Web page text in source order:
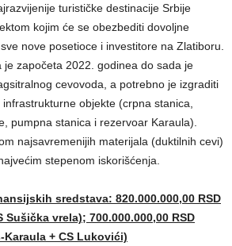
turističke destinacije Srbije
kojim će se obezbediti dovoljne
nove posetioce i investitore na Zlatiboru.
je započeta 2022. godinea do sada je
cevovoda, a potrebno je izgraditi
objekte (crpna stanica,
pumpna stanica i rezervoar Karaula).
najsavremenijih materijala (duktilnih cevi)
stepenom iskorišćenja.
sredstava: 820.000.000,00 RSD
Sušička vrela); 700.000.000,00 RSD
+ CS Lukovići)